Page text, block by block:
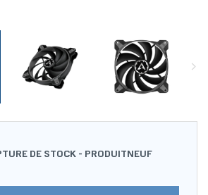
DE STOCK - PRODUITNEUF